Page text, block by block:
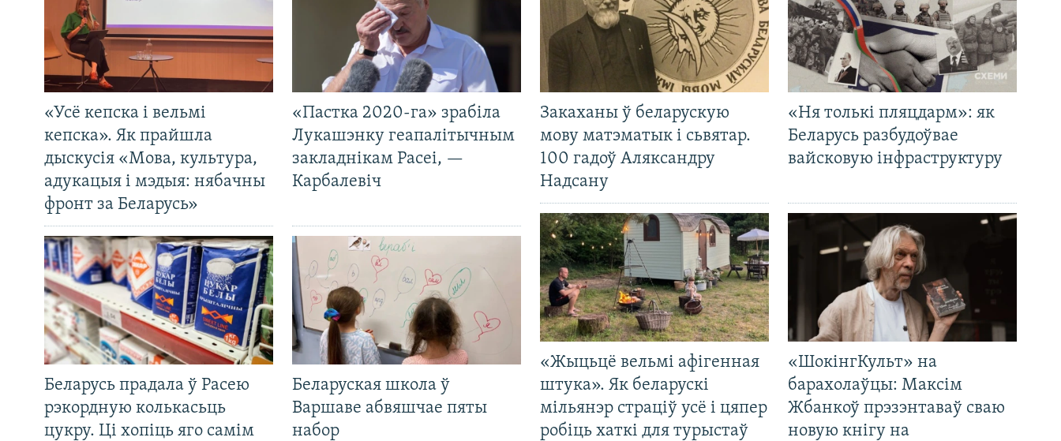
«Усё кепска і вельмі
кепска». Як прайшла
дыскусія «Мова, культура,
адукацыя і мэдыя: нябачны
фронт за Беларусь»
«Пастка 2020-га» зрабіла
Лукашэнку геапалітычным
закладнікам Расеі, —
Карбалевіч
Беларусь прадала ў Расею
рэкордную колькасьць
цукру. Ці хопіць яго самім
Беларуская школа ў
Варшаве абвяшчае пяты
набор
Закаханы ў беларускую
мову матэматык і сьвятар.
100 гадоў Аляксандру
Надсану
«Ня толькі пляцдарм»: як
Беларусь разбудоўвае
вайсковую інфраструктуру
«Жыцьцё вельмі афігенная
штука». Як беларускі
мільянэр страціў усё і цяпер
робіць хаткі для турыстаў
«ШокінгКульт» на
барахолаўцы: Максім
Жбанкоў прэзэнтаваў сваю
новую кнігу на